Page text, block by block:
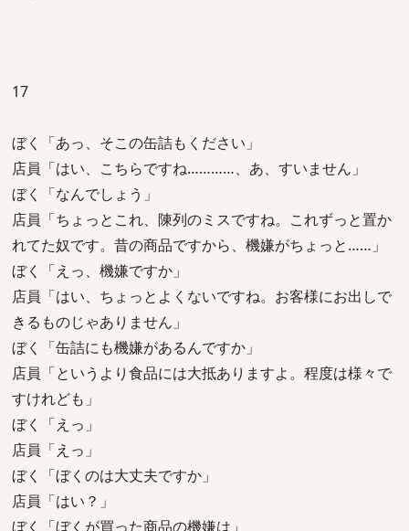
17
ぼく「あっ、そこの缶詰もください」
店員「はい、こちらですね…………、あ、すいません」
ぼく「なんでしょう」
店員「ちょっとこれ、陳列のミスですね。これずっと置か
れてた奴です。昔の商品ですから、機嫌がちょっと……」
ぼく「えっ、機嫌ですか」
店員「はい、ちょっとよくないですね。お客様にお出しで
きるものじゃありません」
ぼく「缶詰にも機嫌があるんですか」
店員「というより食品には大抵ありますよ。程度は様々で
すけれども」
ぼく「えっ」
店員「えっ」
ぼく「ぼくのは大丈夫ですか」
店員「はい？」
ぼく「ぼくが買った商品の機嫌は」